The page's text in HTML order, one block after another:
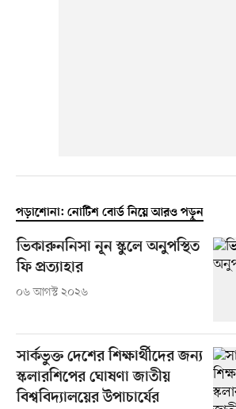
পড়াশোনা: নোটিশ বোর্ড নিয়ে আরও পড়ুন
ভিকারুননিসা নূন স্কুলে অনুপস্থিত
ফি প্রত্যাহার
০৬ আগস্ট ২০২৬
সার্কভুক্ত দেশের শিক্ষার্থীদের জন্য
স্কলারশিপের ঘোষণা জাতীয়
বিশ্ববিদ্যালয়ের উপাচার্যের